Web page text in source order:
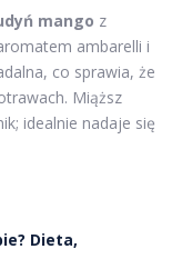
mango z
ambarelli i
co sprawia, że
Miąższ
idealnie nadaje się
Dieta,